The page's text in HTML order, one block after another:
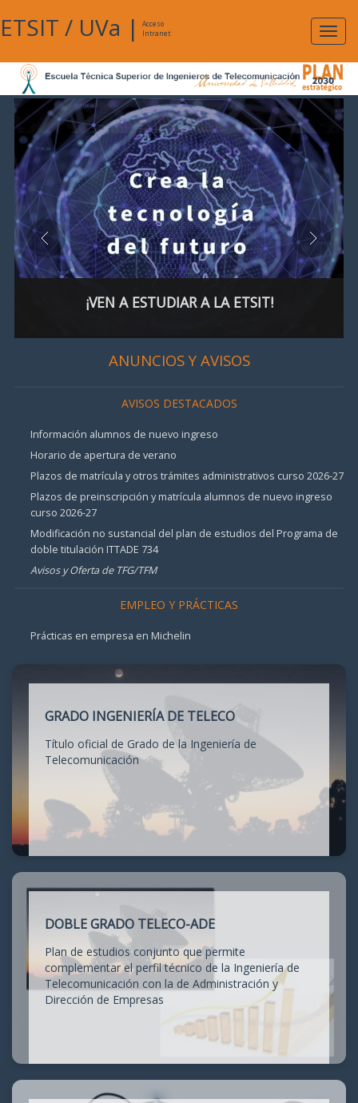
ETSIT / UVa |
Acceso
Intranet
¡VEN A ESTUDIAR A LA ETSIT!
ANUNCIOS Y AVISOS
AVISOS DESTACADOS
Información alumnos de nuevo ingreso
Horario de apertura de verano
Plazos de matrícula y otros trámites administrativos curso 2026-27
Plazos de preinscripción y matrícula alumnos de nuevo ingreso
curso 2026-27
Modificación no sustancial del plan de estudios del Programa de
doble titulación ITTADE 734
Avisos y Oferta de TFG/TFM
EMPLEO Y PRÁCTICAS
Prácticas en empresa en Michelin
GRADO INGENIERÍA DE TELECO
Título oficial de Grado de la Ingeniería de
Telecomunicación
DOBLE GRADO TELECO-ADE
Plan de estudios conjunto que permite
complementar el perfil técnico de la Ingeniería de
Telecomunicación con la de Administración y
Dirección de Empresas